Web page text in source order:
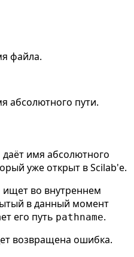
файла.
абсолютного пути.
даёт имя абсолютного
уже открыт в Scilab'е.
ищет во внутреннем
в данный момент
его путь pathname.
возвращена ошибка.